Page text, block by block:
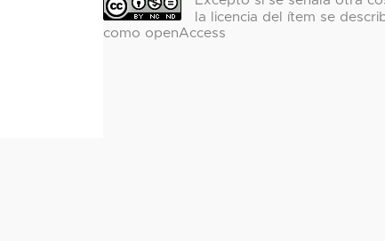
la licencia del ítem se
como openAccess